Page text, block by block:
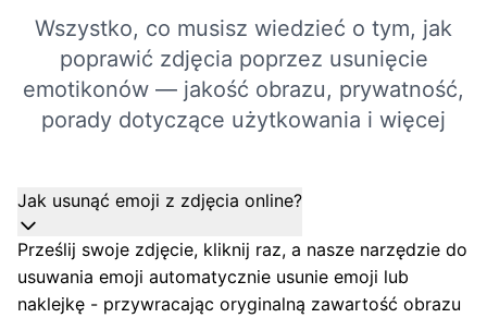
Wszystko, co musisz wiedzieć o tym, jak
poprawić zdjęcia poprzez usunięcie
emotikonów — jakość obrazu, prywatność,
porady dotyczące użytkowania i więcej
Jak usunąć emoji z zdjęcia online?
Prześlij swoje zdjęcie, kliknij raz, a nasze narzędzie do
usuwania emoji automatycznie usunie emoji lub
naklejkę - przywracając oryginalną zawartość obrazu